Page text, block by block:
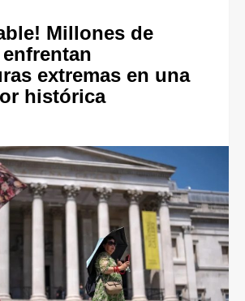
Millones de
extremas en una
histórica